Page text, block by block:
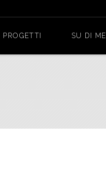
PROGETTI SU DI ME